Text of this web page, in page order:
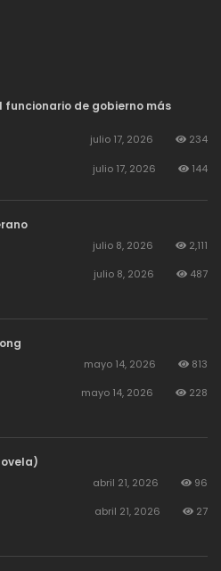
funcionario de gobierno más
julio 17, 2026 234
julio 17, 2026 144
julio 8, 2026 2,111
julio 8, 2026 487
mayo 14, 2026 813
mayo 14, 2026 228
abril 21, 2026 96
abril 21, 2026 27